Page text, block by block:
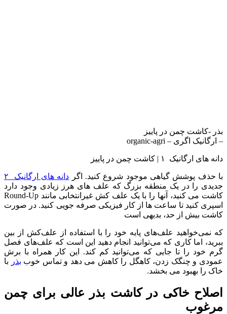
بذر -کاشت چمن در پاییز
– ارگانیک اگری – organic-agri
دانه های ارگانیک ۱ | کاشت چمن در پاییز
با حذف پوشش گیاهی موجود شروع کنید. اگر دانه های ارگانیک ۲
جدیدی را در یک منطقه بزرگ که علف های هرز زیادی وجود دارد
کاشت می کنید، آنها را با یک علف کش غیرانتخابی مانند Round-Up
اسپری کنید تا ساعت ها از کار فیزیکی صرفه جویی کنید. در صورت
کاشت بیش از حد، بدیهی است
که نمی‌خواهید علف‌های پایه خود را با استفاده از علف‌کش از بین
ببرید، اما کاری که می‌توانید انجام دهید این است که علف‌های فصل
گرم خود را تا جایی که می‌توانید کم کند. این کار همراه با برش
عمودی و چنگک زدن، کاهگل را کاهش می دهد و تماس خوب بذر
با
خاک را بهبود می بخشد.
اصلاح خاکی در کاشت بذر عالی برای چمن
مرغوب